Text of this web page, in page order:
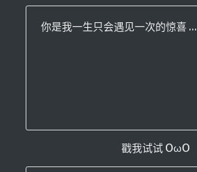
你是我一生只会遇见一次的惊喜 ...
戳我试试 OωO